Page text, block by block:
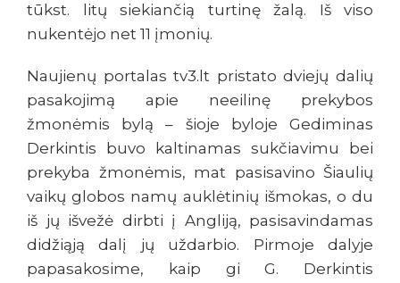
tūkst. litų siekiančią turtinę žalą. Iš viso
nukentėjo net 11 įmonių.
Naujienų portalas tv3.lt pristato dviejų dalių
pasakojimą apie neeilinę prekybos
žmonėmis bylą – šioje byloje Gediminas
Derkintis buvo kaltinamas sukčiavimu bei
prekyba žmonėmis, mat pasisavino Šiaulių
vaikų globos namų auklėtinių išmokas, o du
iš jų išvežė dirbti į Angliją, pasisavindamas
didžiąją dalį jų uždarbio. Pirmoje dalyje
papasakosime, kaip gi G. Derkintis